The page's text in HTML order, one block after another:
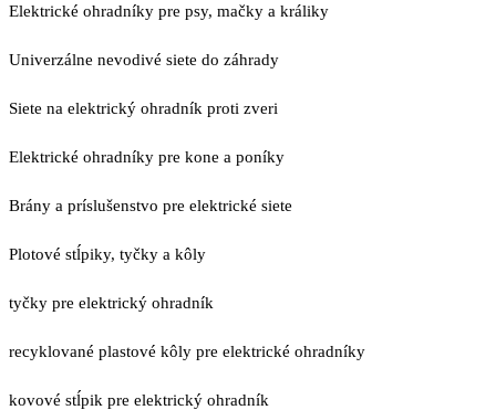
Elektrické ohradníky pre psy, mačky a králiky
Univerzálne nevodivé siete do záhrady
Siete na elektrický ohradník proti zveri
Elektrické ohradníky pre kone a poníky
Brány a príslušenstvo pre elektrické siete
Plotové stĺpiky, tyčky a kôly
tyčky pre elektrický ohradník
recyklované plastové kôly pre elektrické ohradníky
kovové stĺpik pre elektrický ohradník